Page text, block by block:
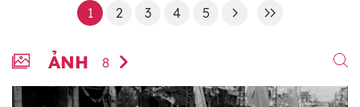
1 2 3 4 5
ẢNH 8